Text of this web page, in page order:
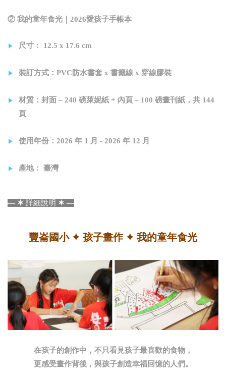
② 我的童年食光｜2026愛孩子手帳本
尺寸： 12.5 x 17.6 cm
裝訂方式：PVC防水書套 x 書籤線 x 穿線膠裝
材質： 封面 – 240 磅萊妮紙 + 內頁 – 100 磅畫刊紙，共 144
頁
使用年份：2026 年 1 月 - 2026 年 12 月
產地： 臺灣
— ✶ 詳細說明 ✶ —
豐崙國小 ✦ 孩子畫作 ✦ 我的童年食光
在孩子的創作中，不只看見孩子最喜歡的食物，
更感受畫作背後，與孩子創造幸福回憶的人們。